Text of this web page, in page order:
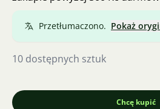
Przetłumaczono. Pokaż
10 dostępnych sztuk
Chcę kupić